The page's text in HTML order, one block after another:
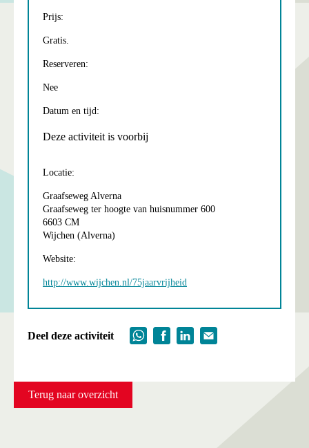
Prijs:
Gratis.
Reserveren:
Nee
Datum en tijd:
Deze activiteit is voorbij
Locatie:
Graafseweg Alverna
Graafseweg ter hoogte van huisnummer 600
6603 CM
Wijchen (Alverna)
Website:
http://www.wijchen.nl/75jaarvrijheid
Deel deze activiteit
Terug naar overzicht